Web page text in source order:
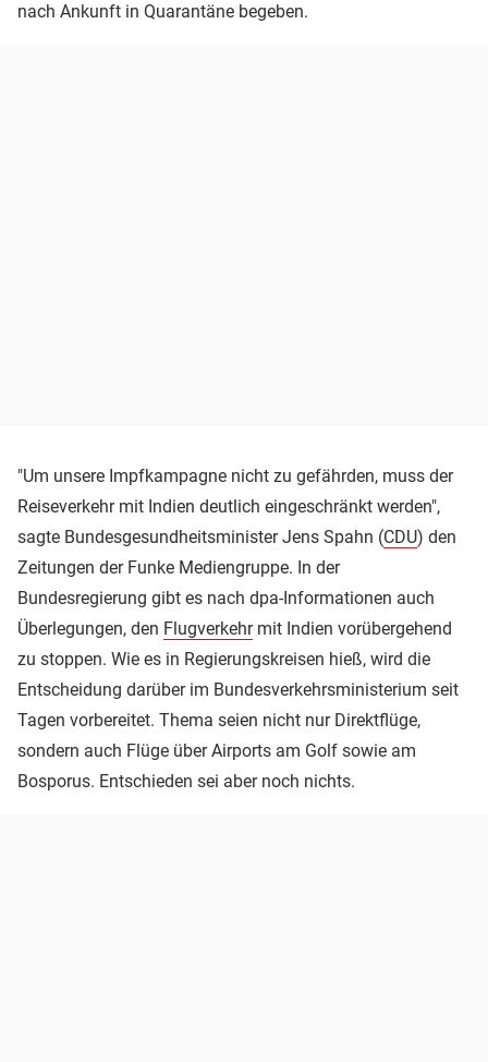
nach Ankunft in Quarantäne begeben.
"Um unsere Impfkampagne nicht zu gefährden, muss der
Reiseverkehr mit Indien deutlich eingeschränkt werden",
sagte Bundesgesundheitsminister Jens Spahn (CDU) den
Zeitungen der Funke Mediengruppe. In der
Bundesregierung gibt es nach dpa-Informationen auch
Überlegungen, den Flugverkehrmit Indien vorübergehend
zu stoppen. Wie es in Regierungskreisen hieß, wird die
Entscheidung darüber im Bundesverkehrsministerium seit
Tagen vorbereitet. Thema seien nicht nur Direktflüge,
sondern auch Flüge über Airports am Golf sowie am
Bosporus. Entschieden sei aber noch nichts.